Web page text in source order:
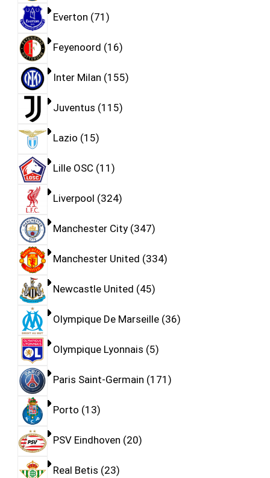
Everton 71
Feyenoord 16
Inter Milan 155
Juventus 115
Lazio 15
Lille OSC 11
Liverpool 324
Manchester City 347
Manchester United 334
Newcastle United 45
Olympique De Marseille 36
Olympique Lyonnais 5
Paris Saint-Germain 171
Porto 13
PSV Eindhoven 20
Real Betis 23